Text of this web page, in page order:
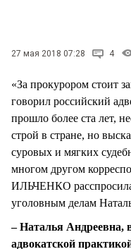
27 мая 2018 07:28 4
«За прокурором стоит
говорил российский
прошло более ста лет,
строй в стране, но
суровых и мягких
многом другом
ИЛЬЧЕНКО расспросила
уголовным делам
– Наталья Андреевна,
адвокатской